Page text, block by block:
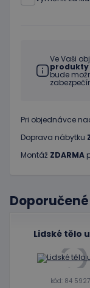
Ve Vaši
produkty
bude
Pri objednávce
Doprava nábytku
Montáž ZDARMA
Lidské tělo
kód: 84